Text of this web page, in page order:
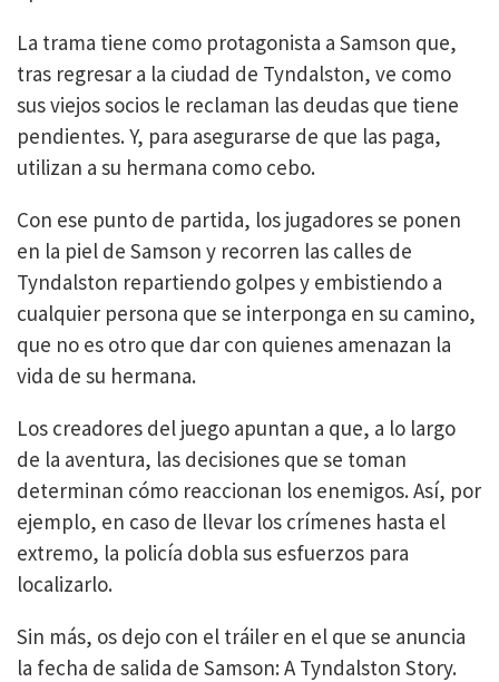
La trama tiene como protagonista a Samson que,
tras regresar a la ciudad de Tyndalston, ve como
sus viejos socios le reclaman las deudas que tiene
pendientes. Y, para asegurarse de que las paga,
utilizan a su hermana como cebo.
Con ese punto de partida, los jugadores se ponen
en la piel de Samson y recorren las calles de
Tyndalston repartiendo golpes y embistiendo a
cualquier persona que se interponga en su camino,
que no es otro que dar con quienes amenazan la
vida de su hermana.
Los creadores del juego apuntan a que, a lo largo
de la aventura, las decisiones que se toman
determinan cómo reaccionan los enemigos. Así, por
ejemplo, en caso de llevar los crímenes hasta el
extremo, la policía dobla sus esfuerzos para
localizarlo.
Sin más, os dejo con el tráiler en el que se anuncia
la fecha de salida de Samson: A Tyndalston Story.